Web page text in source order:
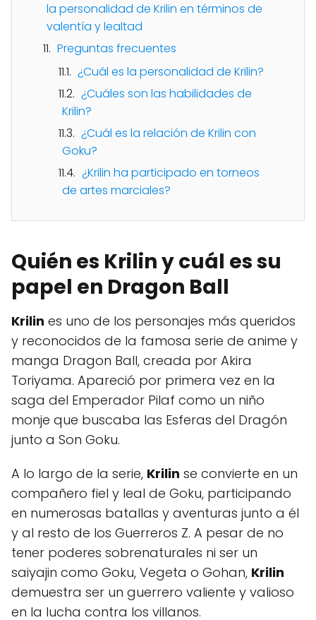
la personalidad de Krilin en términos de
valentía y lealtad
Preguntas frecuentes
¿Cuál es la personalidad de Krilin?
¿Cuáles son las habilidades de
Krilin?
¿Cuál es la relación de Krilin con
Goku?
¿Krilin ha participado en torneos
de artes marciales?
Quién es Krilin y cuál es su
papel en Dragon Ball
Krilin es uno de los personajes más queridos
y reconocidos de la famosa serie de anime y
manga Dragon Ball, creada por Akira
Toriyama. Apareció por primera vez en la
saga del Emperador Pilaf como un niño
monje que buscaba las Esferas del Dragón
junto a Son Goku.
A lo largo de la serie, Krilin se convierte en un
compañero fiel y leal de Goku, participando
en numerosas batallas y aventuras junto a él
y al resto de los Guerreros Z. A pesar de no
tener poderes sobrenaturales ni ser un
saiyajin como Goku, Vegeta o Gohan, Krilin
demuestra ser un guerrero valiente y valioso
en la lucha contra los villanos.